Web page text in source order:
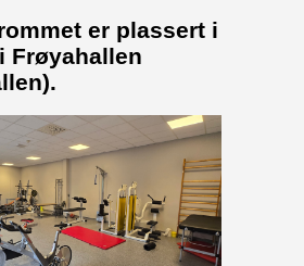
er plassert i
Frøyahallen